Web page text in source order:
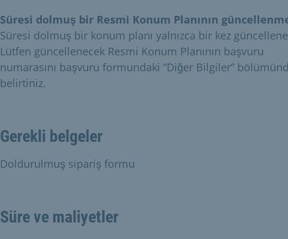
Süresi dolmuş bir Resmi Konum Planının
Süresi dolmuş bir konum planı yalnızca bir kez
Lütfen güncellenecek Resmi Konum Planının başvuru
numarasını başvuru formundaki “Diğer Bilgiler”
belirtiniz.
Gerekli belgeler
Doldurulmuş sipariş formu
Süre ve maliyetler